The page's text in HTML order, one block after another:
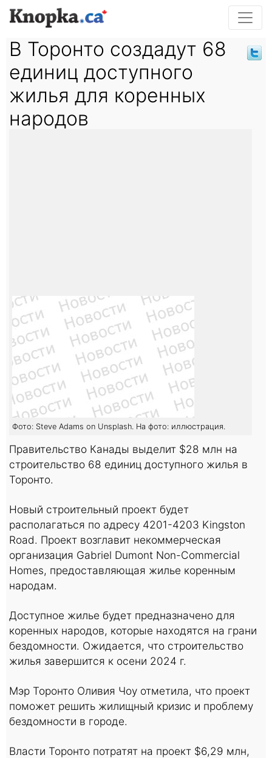
В Торонто создадут 68
единиц доступного
жилья для коренных
народов
Фото: Steve Adams on Unsplash. На фото: иллюстрация.
Правительство Канады выделит $28 млн на
строительство 68 единиц доступного жилья в
Торонто.
Новый строительный проект будет
располагаться по адресу 4201-4203 Kingston
Road. Проект возглавит некоммерческая
организация Gabriel Dumont Non-Commercial
Homes, предоставляющая жилье коренным
народам.
Доступное жилье будет предназначено для
коренных народов, которые находятся на грани
бездомности. Ожидается, что строительство
жилья завершится к осени 2024 г.
Мэр Торонто Оливия Чоу отметила, что проект
поможет решить жилищный кризис и проблему
бездомности в городе.
Власти Торонто потратят на проект $6,29 млн,